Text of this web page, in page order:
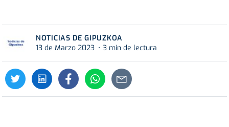
NOTICIAS DE GIPUZKOA
13 de Marzo 2023
3 min de lectura